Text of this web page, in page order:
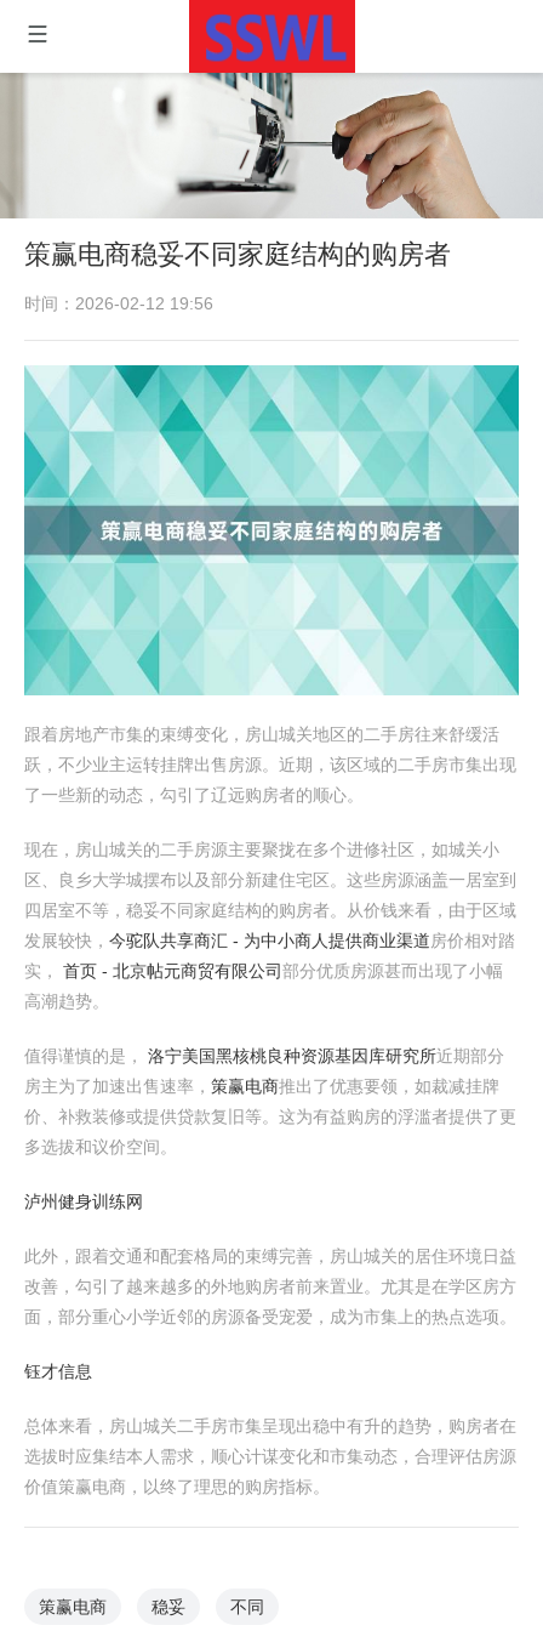
策赢电商稳妥不同家庭结构的购房者
时间：2026-02-12 19:56
跟着房地产市集的束缚变化，房山城关地区的二手房往来舒缓活
跃，不少业主运转挂牌出售房源。近期，该区域的二手房市集出现
了一些新的动态，勾引了辽远购房者的顺心。
现在，房山城关的二手房源主要聚拢在多个进修社区，如城关小
区、良乡大学城摆布以及部分新建住宅区。这些房源涵盖一居室到
四居室不等，稳妥不同家庭结构的购房者。从价钱来看，由于区域
发展较快， 今驼队共享商汇 - 为中小商人提供商业渠道房价相对踏
实， 首页 - 北京帖元商贸有限公司部分优质房源甚而出现了小幅
高潮趋势。
值得谨慎的是， 洛宁美国黑核桃良种资源基因库研究所近期部分
房主为了加速出售速率， 策赢电商推出了优惠要领，如裁减挂牌
价、补救装修或提供贷款复旧等。这为有益购房的浮滥者提供了更
多选拔和议价空间。
泸州健身训练网
此外，跟着交通和配套格局的束缚完善，房山城关的居住环境日益
改善，勾引了越来越多的外地购房者前来置业。尤其是在学区房方
面，部分重心小学近邻的房源备受宠爱，成为市集上的热点选项。
钰才信息
总体来看，房山城关二手房市集呈现出稳中有升的趋势，购房者在
选拔时应集结本人需求，顺心计谋变化和市集动态，合理评估房源
价值策赢电商，以终了理思的购房指标。
策赢电商 稳妥 不同